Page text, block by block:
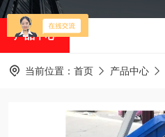
产品中心
当前位置： 首页 产品中心